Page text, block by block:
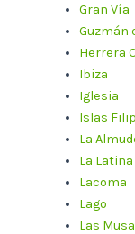
Gran Vía
Guzmán
Herrera
Ibiza
Iglesia
Islas
La
La Latina
Lacoma
Lago
Las